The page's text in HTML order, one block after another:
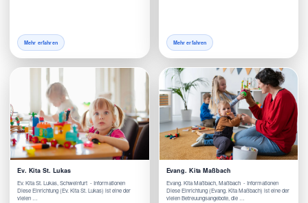
Mehr erfahren Mehr erfahren
Ev. Kita St. Lukas
Ev. Kita St. Lukas, Schweinfurt - Informationen
Diese Einrichtung (Ev. Kita St. Lukas) ist eine der
vielen …
Evang. Kita Maßbach
Evang. Kita Maßbach, Maßbach - Informationen
Diese Einrichtung (Evang. Kita Maßbach) ist eine der
vielen Betreuungsangebote, die …